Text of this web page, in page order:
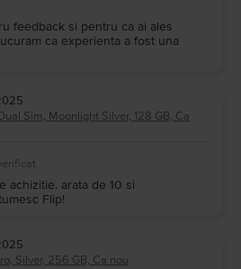
feedback si pentru ca ai ales
ca experienta a fost una
Sim, Moonlight Silver, 128 GB, Ca
achizitie. arata de 10 si
Flip!
Silver, 256 GB, Ca nou